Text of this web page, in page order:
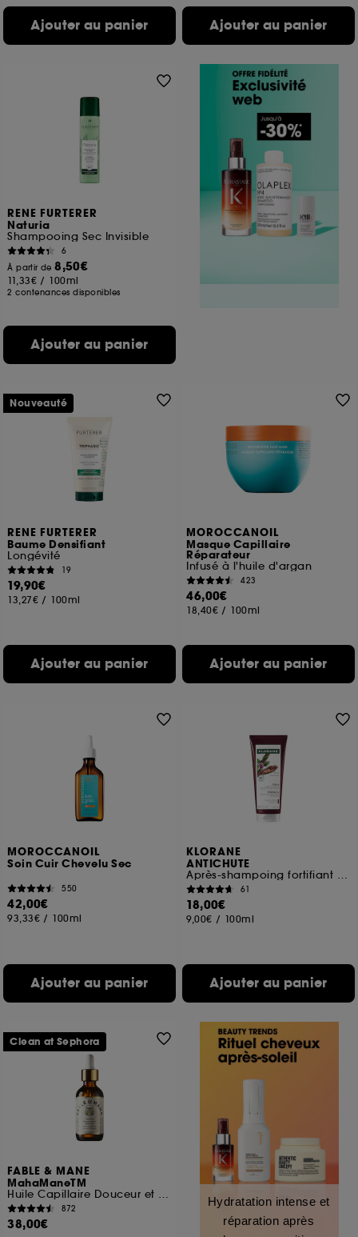
Ajouter au panier Ajouter au panier
RENE FURTERER
Naturia
Shampooing Sec Invisible
6
À partir de8,50€
11,33€ / 100ml
2 contenances disponibles
Ajouter au panier
RENE FURTERER
Baume Densifiant
Longévité
19
19,90€
13,27€ / 100ml
Ajouter au panier
Nouveauté
MOROCCANOIL
Masque Capillaire
Réparateur
Infusé à l'huile d'argan
423
46,00€
18,40€ / 100ml
Ajouter au panier
MOROCCANOIL
Soin Cuir Chevelu Sec
550
42,00€
93,33€ / 100ml
Ajouter au panier
KLORANE
ANTICHUTE
Après-shampoing fortifiant et stimulant à la quinine
61
18,00€
9,00€ / 100ml
Ajouter au panier
FABLE & MANE
MahaManeTM
Huile Capillaire Douceur et Brillance
872
38,00€
Clean at Sephora
Hydratation intense et
réparation après